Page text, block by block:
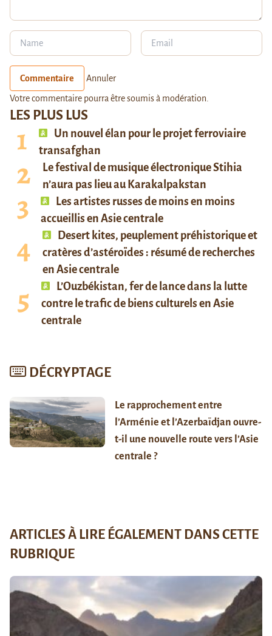
LES PLUS LUS
Un nouvel élan pour le projet ferroviaire
transafghan
Le festival de musique électronique Stihia
n’aura pas lieu au Karakalpakstan
Les artistes russes de moins en moins
accueillis en Asie centrale
Desert kites, peuplement préhistorique et
cratères d’astéroïdes : résumé de recherches
en Asie centrale
L’Ouzbékistan, fer de lance dans la lutte
contre le trafic de biens culturels en Asie
centrale
DÉCRYPTAGE
Le rapprochement entre
l’Arménie et l’Azerbaïdjan ouvre-
t-il une nouvelle route vers l’Asie
centrale ?
Commentaire Annuler
Votre commentaire pourra être soumis à modération.
ARTICLES À LIRE ÉGALEMENT DANS CETTE
RUBRIQUE